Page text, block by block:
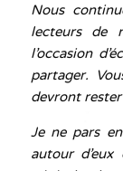
Nous
lecteurs de
l’occasion
partager.
devront
Je ne pars
autour